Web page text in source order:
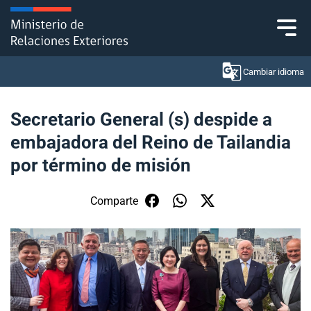
Click acá para ir directamente al contenido
Cambiar idioma
Ministerio
Política Exterior
Embajadas y consulados
Servicios ciudadanos
Subsecretaría de Relaciones Económicas
Internacionales
Secretario General (s) despide a
embajadora del Reino de Tailandia
por término de misión
Comparte